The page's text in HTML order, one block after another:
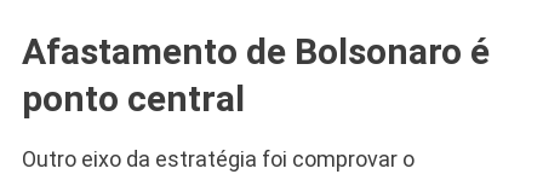
Afastamento de Bolsonaro é
ponto central
Outro eixo da estratégia foi comprovar o